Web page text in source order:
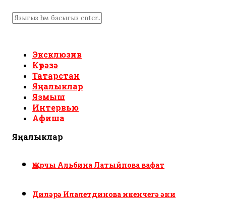
Эксклюзив
Күрәзә
Татарстан
Яңалыклар
Язмыш
Интервью
Афиша
Яңалыклар
Җырчы Альбина Латыйпова вафат
Диләрә Илалетдинова икенчегә әни